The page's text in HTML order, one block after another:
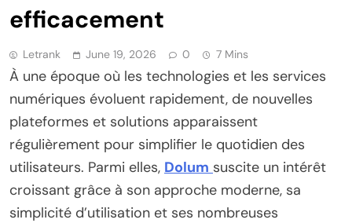
efficacement
Letrank June 19, 2026 0 7 Mins
À une époque où les technologies et les services
numériques évoluent rapidement, de nouvelles
plateformes et solutions apparaissent
régulièrement pour simplifier le quotidien des
utilisateurs. Parmi elles, Dolum suscite un intérêt
croissant grâce à son approche moderne, sa
simplicité d’utilisation et ses nombreuses